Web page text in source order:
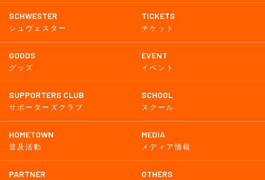
SCHWESTER
シュヴェスター
TICKETS
チケット
GOODS
グッズ
EVENT
イベント
SUPPORTERS CLUB
サポーターズクラブ
SCHOOL
スクール
HOMETOWN
普及活動
MEDIA
メディア情報
PARTNER OTHERS